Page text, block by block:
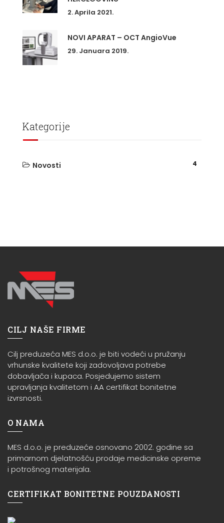
2. Aprila 2021.
NOVI APARAT – OCT AngioVue
29. Januara 2019.
Kategorije
Novosti 4
CILJ NAŠE FIRME
Cilj preduzeća MES d.o.o. je biti vodeći u pružanju
vrhunske kvalitete koji zadovoljava potrebe
dobavljača i kupaca. Posjedujemo sistem
upravljanja kvalitetom i AA certifikat bonitetne
izvrsnosti.
O NAMA
MES d.o.o. je preduzeće osnovano 2002. godine sa
primarnom djelatnošću prodaje medicinske opreme
i potrošnog materijala.
CERTIFIKAT BONITETNE POUZDANOSTI